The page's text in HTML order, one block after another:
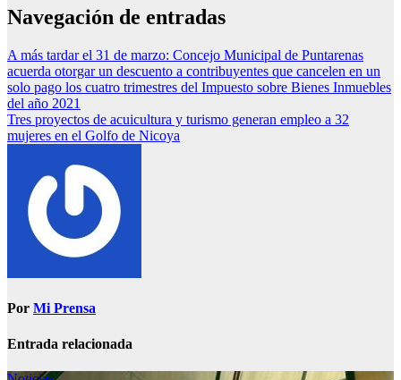
Navegación de entradas
A más tardar el 31 de marzo: Concejo Municipal de Puntarenas
acuerda otorgar un descuento a contribuyentes que cancelen en un
solo pago los cuatro trimestres del Impuesto sobre Bienes Inmuebles
del año 2021
Tres proyectos de acuicultura y turismo generan empleo a 32
mujeres en el Golfo de Nicoya
Por Mi Prensa
Entrada relacionada